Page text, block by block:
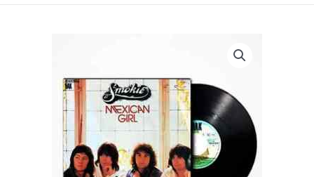
CLASSIC